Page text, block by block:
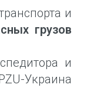
и
грузов
и
Украина